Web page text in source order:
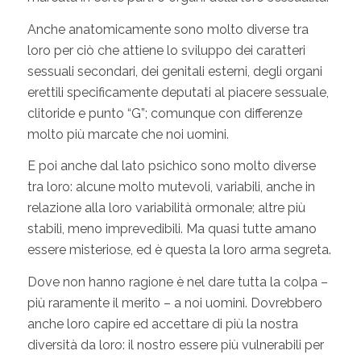
Anche anatomicamente sono molto diverse tra
loro per ciò che attiene lo sviluppo dei caratteri
sessuali secondari, dei genitali esterni, degli organi
erettili specificamente deputati al piacere sessuale,
clitoride e punto “G”; comunque con differenze
molto più marcate che noi uomini.
E poi anche dal lato psichico sono molto diverse
tra loro: alcune molto mutevoli, variabili, anche in
relazione alla loro variabilità ormonale; altre più
stabili, meno imprevedibili. Ma quasi tutte amano
essere misteriose, ed è questa la loro arma segreta.
Dove non hanno ragione è nel dare tutta la colpa –
più raramente il merito – a noi uomini. Dovrebbero
anche loro capire ed accettare di più la nostra
diversità da loro: il nostro essere più vulnerabili per